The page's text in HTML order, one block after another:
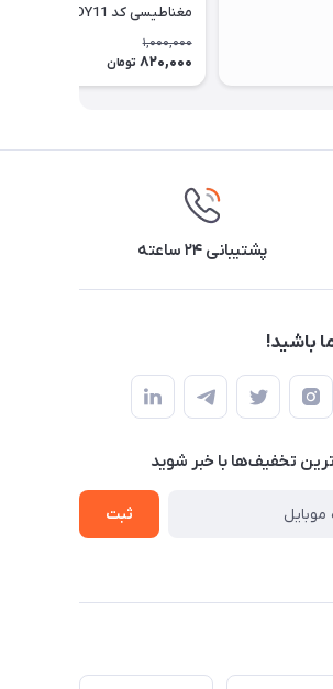
مغناطیسی کد DY11
1,000,000
820,000 تومان
پشتیبانی ۲۴ ساعته
باشید!
تخفیف‌ها با‌ خبر شوید
ثبت